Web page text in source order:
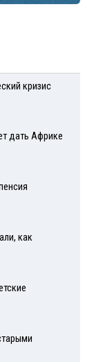
кризис
дать Африке
как